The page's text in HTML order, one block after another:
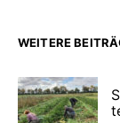
WEITERE